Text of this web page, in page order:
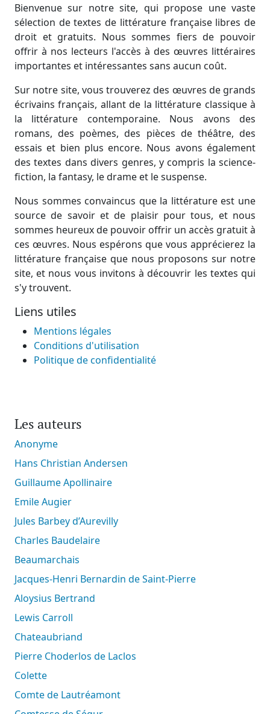
Bienvenue sur notre site, qui propose une vaste
sélection de textes de littérature française libres de
droit et gratuits. Nous sommes fiers de pouvoir
offrir à nos lecteurs l'accès à des œuvres littéraires
importantes et intéressantes sans aucun coût.
Sur notre site, vous trouverez des œuvres de grands
écrivains français, allant de la littérature classique à
la littérature contemporaine. Nous avons des
romans, des poèmes, des pièces de théâtre, des
essais et bien plus encore. Nous avons également
des textes dans divers genres, y compris la science-
fiction, la fantasy, le drame et le suspense.
Nous sommes convaincus que la littérature est une
source de savoir et de plaisir pour tous, et nous
sommes heureux de pouvoir offrir un accès gratuit à
ces œuvres. Nous espérons que vous apprécierez la
littérature française que nous proposons sur notre
site, et nous vous invitons à découvrir les textes qui
s'y trouvent.
Liens utiles
Mentions légales
Conditions d'utilisation
Politique de confidentialité
Les auteurs
Anonyme
Hans Christian Andersen
Guillaume Apollinaire
Emile Augier
Jules Barbey d’Aurevilly
Charles Baudelaire
Beaumarchais
Jacques-Henri Bernardin de Saint-Pierre
Aloysius Bertrand
Lewis Carroll
Chateaubriand
Pierre Choderlos de Laclos
Colette
Comte de Lautréamont